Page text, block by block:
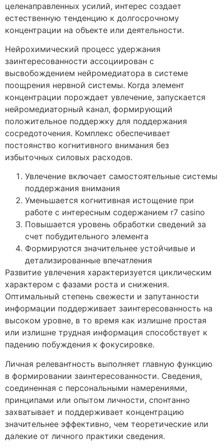
целенаправленных усилий, интерес создает
естественную тенденцию к долгосрочному
концентрации на объекте или деятельности.
Нейрохимический процесс удержания
заинтересованности ассоциирован с
высвобождением нейромедиатора в системе
поощрения нервной системы. Когда элемент
концентрации порождает увлечение, запускается
нейромедиаторный канал, формирующий
положительное поддержку для поддержания
сосредоточения. Комплекс обеспечивает
постоянство когнитивного внимания без
избыточных силовых расходов.
Увлечение включает самостоятельные системы
поддержания внимания
Уменьшается когнитивная истощение при
работе с интересным содержанием r7 casino
Повышается уровень обработки сведений за
счет побудительного элемента
Формируются значительнее устойчивые и
детализированные впечатления
Развитие увлечения характеризуется циклическим
характером с фазами роста и снижения.
Оптимальный степень свежести и запутанности
информации поддерживает заинтересованность на
высоком уровне, в то время как излишне простая
или излишне трудная информация способствует к
падению побуждения к фокусировке.
Личная релевантность выполняет главную функцию
в формировании заинтересованности. Сведения,
соединенная с персональными намерениями,
принципами или опытом личности, спонтанно
захватывает и поддерживает концентрацию
значительнее эффективно, чем теоретические или
далекие от личного практики сведения.